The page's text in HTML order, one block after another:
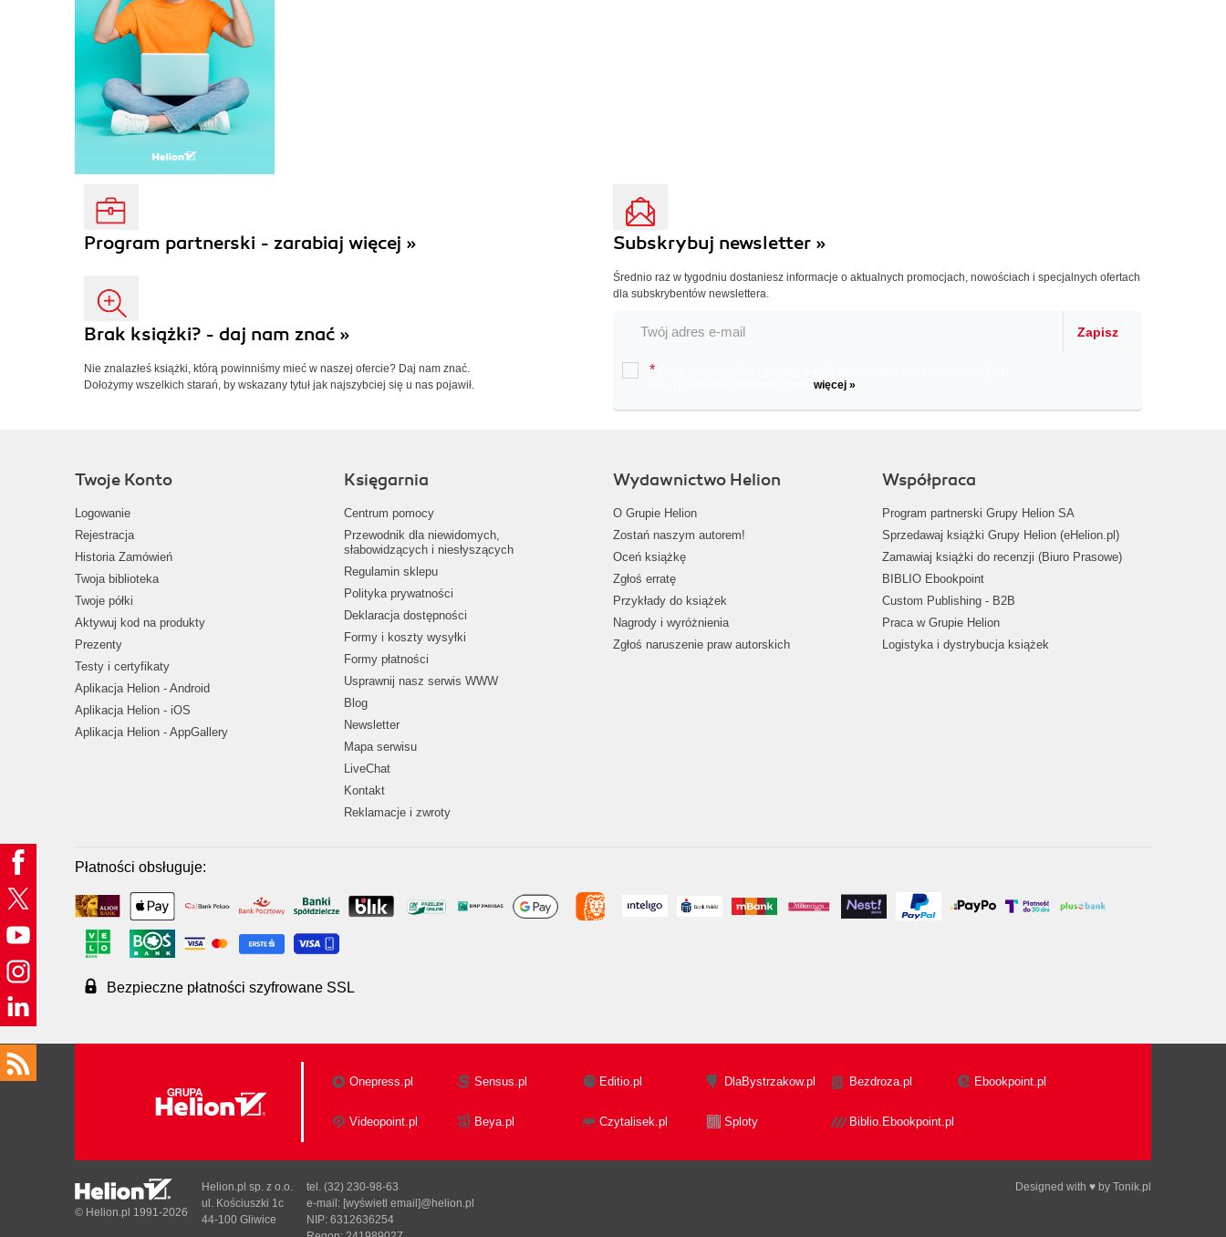
Program partnerski - zarabiaj więcej »
Brak książki? - daj nam znać »
Nie znalazłeś książki, którą powinniśmy mieć w naszej ofercie? Daj nam znać.
Dołożymy wszelkich starań, by wskazany tytuł jak najszybciej się u nas pojawił.
Subskrybuj newsletter »
Średnio raz w tygodniu dostaniesz informacje o aktualnych promocjach, nowościach i specjalnych ofertach
dla subskrybentów newslettera.
Zapisz
*
więcej »
Twoje Konto
Logowanie
Rejestracja
Historia Zamówień
Twoja biblioteka
Twoje półki
Aktywuj kod na produkty
Prezenty
Testy i certyfikaty
Aplikacja Helion - Android
Aplikacja Helion - iOS
Aplikacja Helion - AppGallery
Księgarnia
Centrum pomocy
Przewodnik dla niewidomych,
słabowidzących i niesłyszących
Regulamin sklepu
Polityka prywatności
Deklaracja dostępności
Formy i koszty wysyłki
Formy płatności
Usprawnij nasz serwis WWW
Blog
Newsletter
Mapa serwisu
LiveChat
Kontakt
Reklamacje i zwroty
Wydawnictwo Helion
O Grupie Helion
Zostań naszym autorem!
Oceń książkę
Zgłoś erratę
Przykłady do książek
Nagrody i wyróżnienia
Zgłoś naruszenie praw autorskich
Współpraca
Program partnerski Grupy Helion SA
Sprzedawaj książki Grupy Helion (eHelion.pl)
Zamawiaj książki do recenzji (Biuro Prasowe)
BIBLIO Ebookpoint
Custom Publishing - B2B
Praca w Grupie Helion
Logistyka i dystrybucja książek
Płatności obsługuje:
Bezpieczne płatności szyfrowane SSL
Onepress.pl Sensus.pl Editio.pl DlaBystrzakow.pl Bezdroza.pl Ebookpoint.pl
Videopoint.pl Beya.pl Czytalisek.pl Sploty Biblio.Ebookpoint.pl
Designed with ♥ by Tonik.pl
© Helion.pl 1991-2026
Helion.pl sp. z o.o.
ul. Kościuszki 1c
44-100 Gliwice
tel. (32) 230-98-63
e-mail: [wyświetl email]@helion.pl
NIP: 6312636254